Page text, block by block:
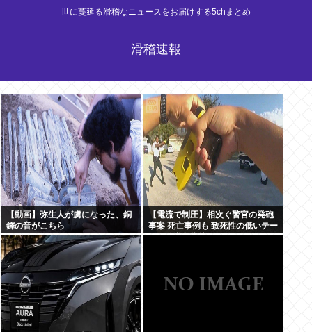
世に蔓延る滑稽なニュースをお届けする5chまとめ
滑稽速報
【動画】弥生人が虜になった、銅
鐸の音がこちら
【電流で制圧】相次ぐ警官の発砲
事案 死亡事例も 致死性の低いテー
ザー銃導入指摘